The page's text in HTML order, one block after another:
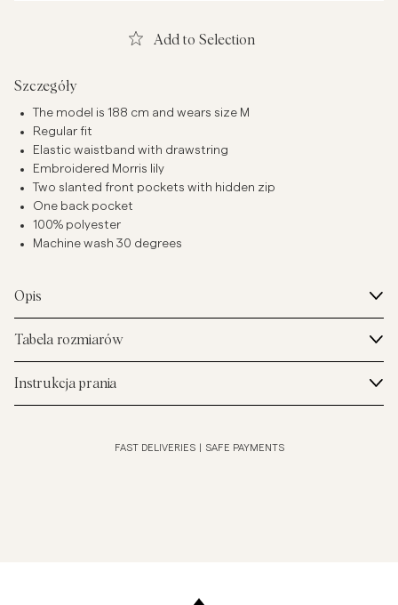
Add to Selection
Szczegóły
The model is 188 cm and wears size M
Regular fit
Elastic waistband with drawstring
Embroidered Morris lily
Two slanted front pockets with hidden zip
One back pocket
100% polyester
Machine wash 30 degrees
Opis
Tabela rozmiarów
Instrukcja prania
FAST DELIVERIES SAFE PAYMENTS